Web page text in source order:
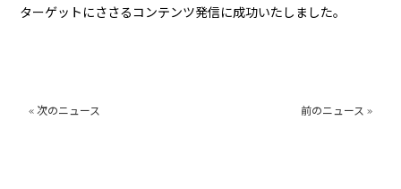
ターゲットにささるコンテンツ発信に成功いたしました。
« 次のニュース 前のニュース »